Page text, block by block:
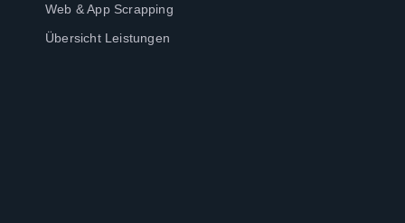
Web & App Scrapping
Übersicht Leistungen